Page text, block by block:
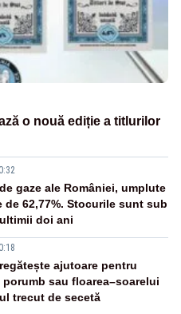
o nouă ediție a titlurilor
gaze ale României, umplute
de 62,77%. Stocurile sunt sub
doi ani
ajutoare pentru
sau floarea–soarelui
trecut de secetă